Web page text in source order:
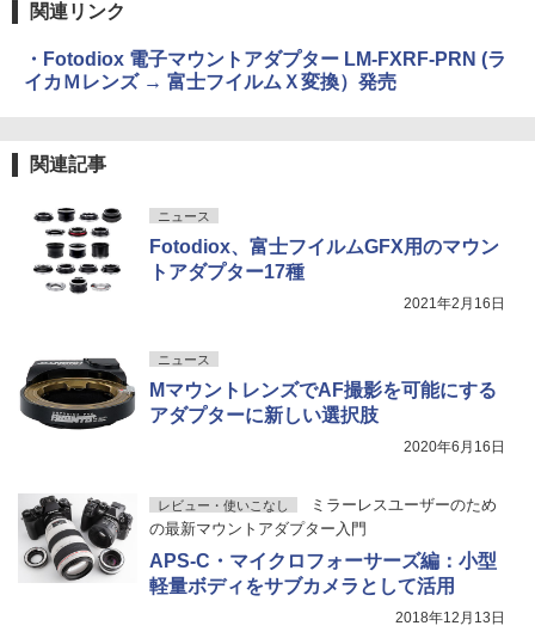
関連リンク
・Fotodiox 電子マウントアダプター LM-FXRF-PRN (ラ
イカＭレンズ → 富士フイルムＸ変換）発売
関連記事
ニュース
Fotodiox、富士フイルムGFX用のマウン
トアダプター17種
2021年2月16日
ニュース
MマウントレンズでAF撮影を可能にする
アダプターに新しい選択肢
2020年6月16日
レビュー・使いこなし
ミラーレスユーザーのため
の最新マウントアダプター入門
APS-C・マイクロフォーサーズ編：小型
軽量ボディをサブカメラとして活用
2018年12月13日